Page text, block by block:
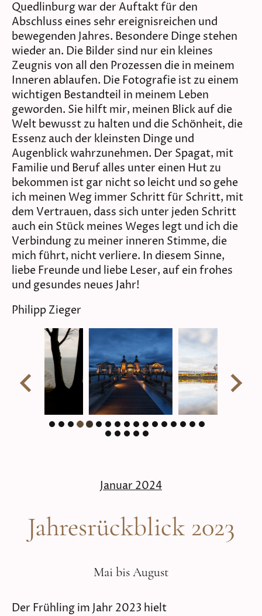
Quedlinburg war der Auftakt für den
Abschluss eines sehr ereignisreichen und
bewegenden Jahres. Besondere Dinge stehen
wieder an. Die Bilder sind nur ein kleines
Zeugnis von all den Prozessen die in meinem
Inneren ablaufen. Die Fotografie ist zu einem
wichtigen Bestandteil in meinem Leben
geworden. Sie hilft mir, meinen Blick auf die
Welt bewusst zu halten und die Schönheit, die
Essenz auch der kleinsten Dinge und
Augenblick wahrzunehmen. Der Spagat, mit
Familie und Beruf alles unter einen Hut zu
bekommen ist gar nicht so leicht und so gehe
ich meinen Weg immer Schritt für Schritt, mit
dem Vertrauen, dass sich unter jeden Schritt
auch ein Stück meines Weges legt und ich die
Verbindung zu meiner inneren Stimme, die
mich führt, nicht verliere. In diesem Sinne,
liebe Freunde und liebe Leser, auf ein frohes
und gesundes neues Jahr!
Philipp Zieger
Januar 2024
Jahresrückblick 2023
Mai bis August
Der Frühling im Jahr 2023 hielt